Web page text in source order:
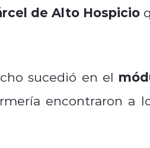
de Alto Hospicio
sucedió en el
encontraron a